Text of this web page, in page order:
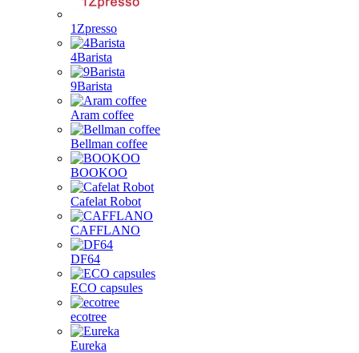
1Zpresso
4Barista
9Barista
Aram coffee
Bellman coffee
BOOKOO
Cafelat Robot
CAFFLANO
DF64
ECO capsules
ecotree
Eureka